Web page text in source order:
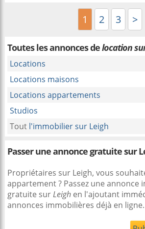
1 2 3 >
Toutes les annonces delocation
Locations
Locations maisons
Locations appartements
Studios
Tout l'immobilier sur Leigh
Passer une annonce gratuite sur
Propriétaires sur Leigh, vous
appartement ? Passez une annonce
gratuite surLeigh en l'ajoutant
annonces immobilières déjà en ligne.